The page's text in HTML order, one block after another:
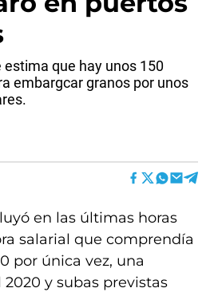
que hay unos 150
embargcar granos por unos
en las últimas horas
salarial que comprendía
por única vez, una
y subas previstas